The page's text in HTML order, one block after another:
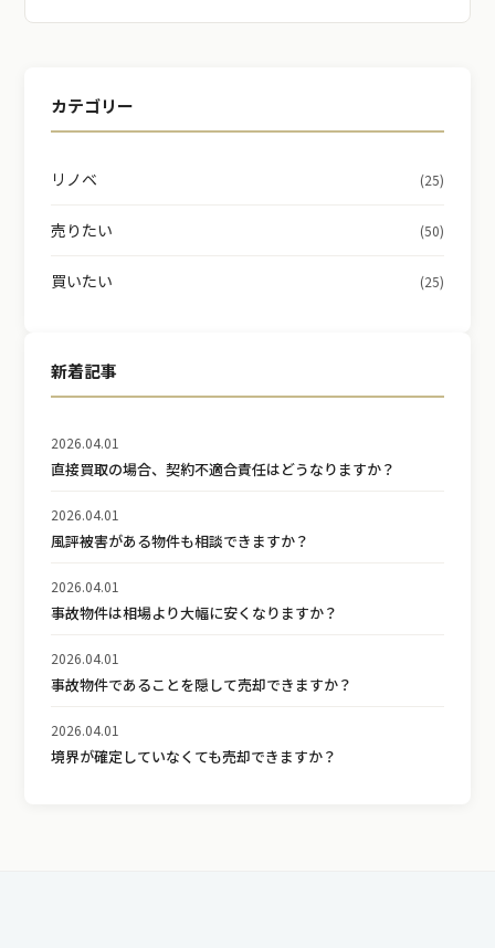
カテゴリー
リノベ (25)
売りたい (50)
買いたい (25)
新着記事
2026.04.01
直接買取の場合、契約不適合責任はどうなりますか？
2026.04.01
風評被害がある物件も相談できますか？
2026.04.01
事故物件は相場より大幅に安くなりますか？
2026.04.01
事故物件であることを隠して売却できますか？
2026.04.01
境界が確定していなくても売却できますか？